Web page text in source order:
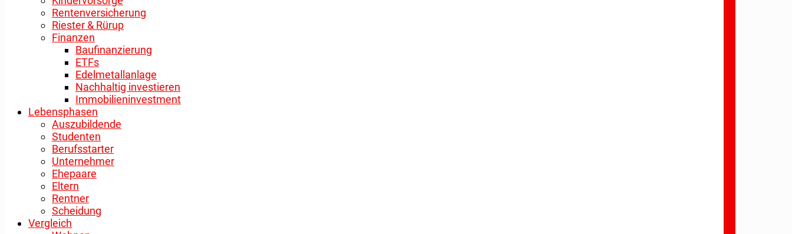
Rentenversicherung
Riester & Rürup
Finanzen
Baufinanzierung
ETFs
Edelmetallanlage
Nachhaltig investieren
Immobilieninvestment
Lebensphasen
Auszubildende
Studenten
Berufsstarter
Unternehmer
Ehepaare
Eltern
Rentner
Scheidung
Vergleich